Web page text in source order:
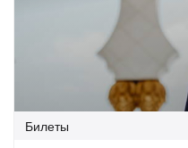
Билеты